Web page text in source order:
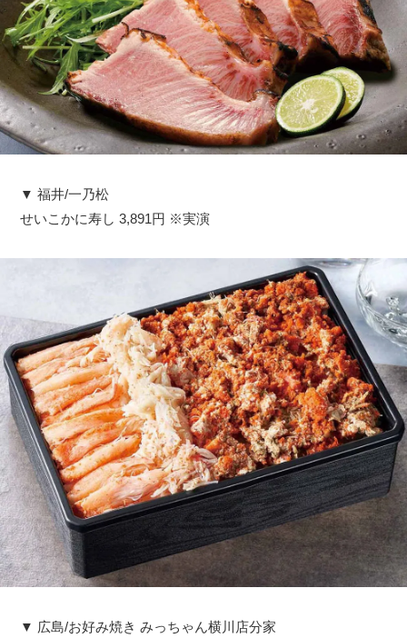
▼ 福井/一乃松
せいこかに寿し 3,891円 ※実演
▼ 広島/お好み焼き みっちゃん横川店分家